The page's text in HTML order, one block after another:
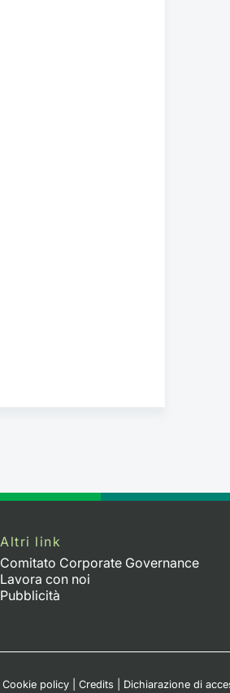
Altri link
Comitato Corporate Governance
Lavora con noi
Pubblicità
Cookie policy Credits Dichiarazione di